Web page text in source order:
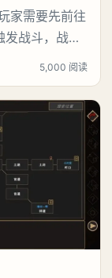
家需要先前往
战斗，战斗
人物：侯员
金任务攻略：
州城→侯府→
请求二
5,000 阅读